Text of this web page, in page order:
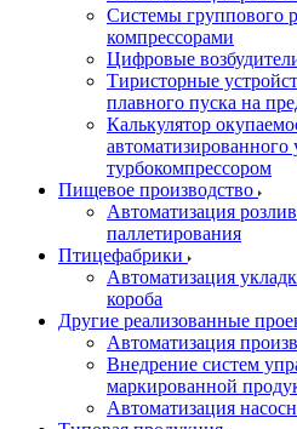
Системы группового
компрессорами
Цифровые
Тиристорные
плавного пуска на
Калькулятор
автоматизированного
турбокомпрессором
Пищевое производство
Автоматизация
паллетирования
Птицефабрики
Автоматизация
короба
Другие реализованные
Автоматизация
Внедрение систем
маркированной
Автоматизация